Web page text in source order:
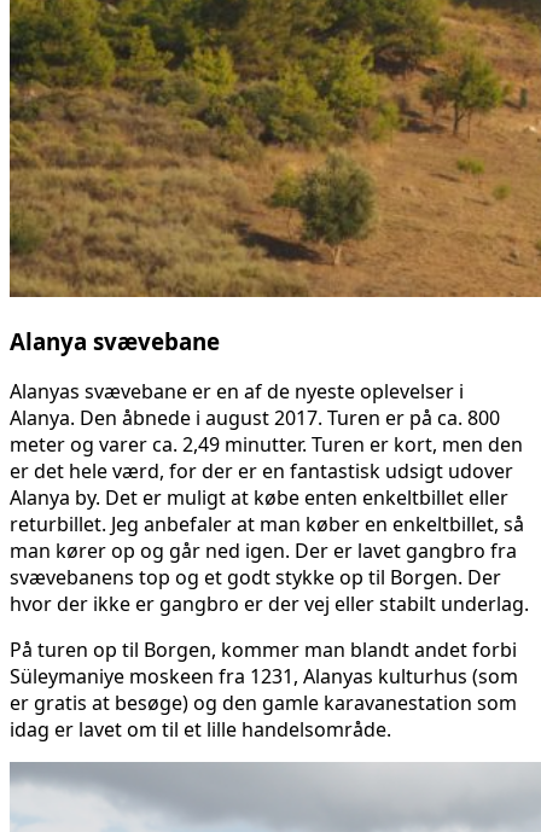
Alanya svævebane
Alanyas svævebane er en af de nyeste oplevelser i
Alanya. Den åbnede i august 2017. Turen er på ca. 800
meter og varer ca. 2,49 minutter. Turen er kort, men den
er det hele værd, for der er en fantastisk udsigt udover
Alanya by. Det er muligt at købe enten enkeltbillet eller
returbillet. Jeg anbefaler at man køber en enkeltbillet, så
man kører op og går ned igen. Der er lavet gangbro fra
svævebanens top og et godt stykke op til Borgen. Der
hvor der ikke er gangbro er der vej eller stabilt underlag.
På turen op til Borgen, kommer man blandt andet forbi
Süleymaniye moskeen fra 1231, Alanyas kulturhus (som
er gratis at besøge) og den gamle karavanestation som
idag er lavet om til et lille handelsområde.